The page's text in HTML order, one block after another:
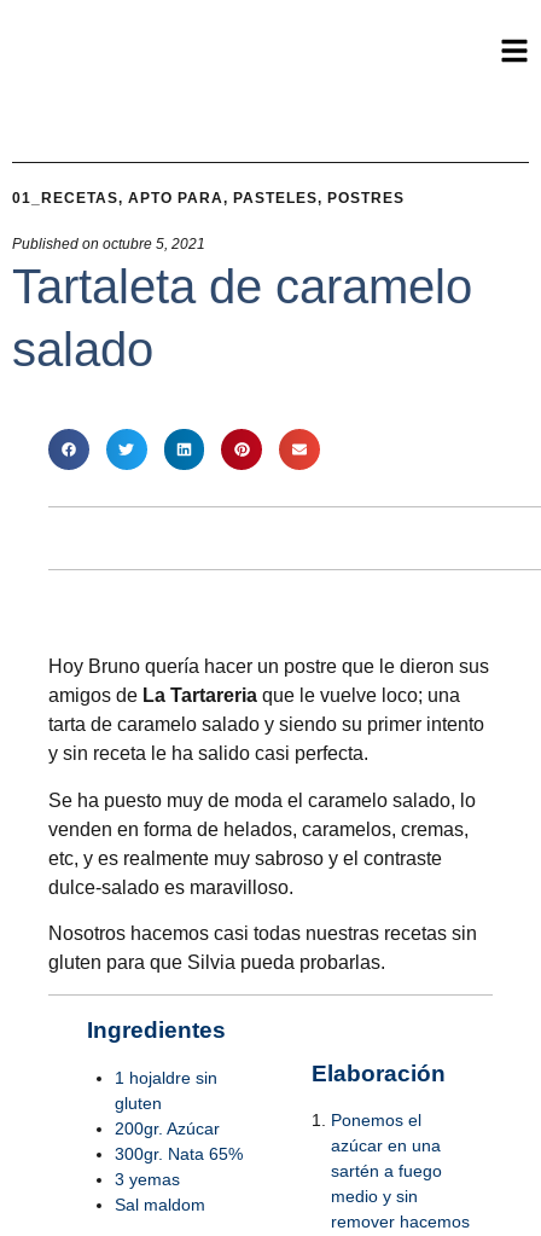
01_RECETAS, APTO PARA, PASTELES, POSTRES
Published on octubre 5, 2021
Tartaleta de caramelo
salado
Hoy Bruno quería hacer un postre que le dieron sus
amigos de La Tartareria que le vuelve loco; una
tarta de caramelo salado y siendo su primer intento
y sin receta le ha salido casi perfecta.
Se ha puesto muy de moda el caramelo salado, lo
venden en forma de helados, caramelos, cremas,
etc, y es realmente muy sabroso y el contraste
dulce-salado es maravilloso.
Nosotros hacemos casi todas nuestras recetas sin
gluten para que Silvia pueda probarlas.
Ingredientes
1 hojaldre sin
gluten
200gr. Azúcar
300gr. Nata 65%
3 yemas
Sal maldom
Elaboración
Ponemos el
azúcar en una
sartén a fuego
medio y sin
remover hacemos